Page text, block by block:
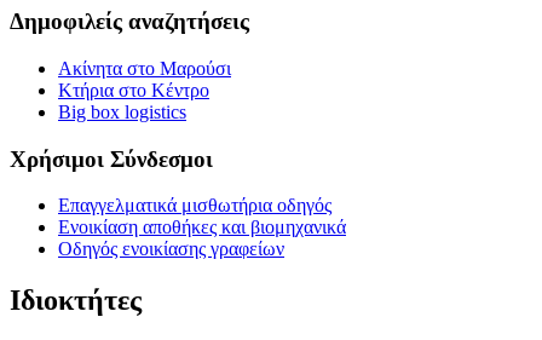
Δημοφιλείς αναζητήσεις
Ακίνητα στο Μαρούσι
Κτήρια στο Κέντρο
Big box logistics
Χρήσιμοι Σύνδεσμοι
Επαγγελματικά μισθωτήρια οδηγός
Ενοικίαση αποθήκες και βιομηχανικά
Οδηγός ενοικίασης γραφείων
Ιδιοκτήτες